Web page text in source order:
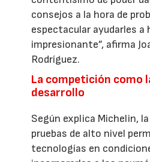
consejos a la hora de
espectacular ayudarles a
impresionante”, afirma
Rodríguez.
La competición como
desarrollo
Según explica Michelin,
pruebas de alto nivel
tecnologías en